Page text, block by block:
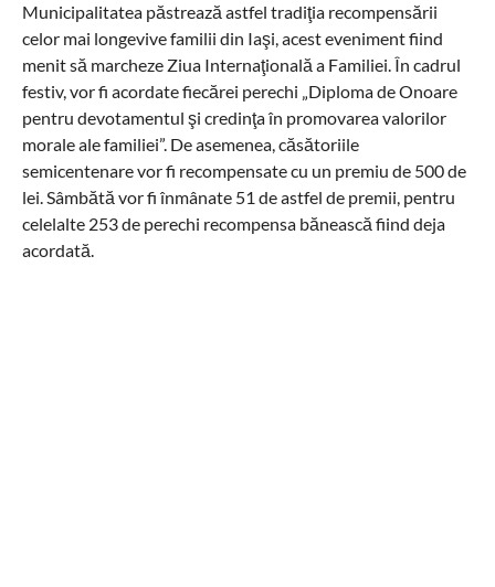
Municipalitatea păstrează astfel tradiţia recompensării
celor mai longevive familii din Iaşi, acest eveniment fiind
menit să marcheze Ziua Internaţională a Familiei. În cadrul
festiv, vor fi acordate fiecărei perechi „Diploma de Onoare
pentru devotamentul şi credinţa în promovarea valorilor
morale ale familiei”. De asemenea, căsătoriile
semicentenare vor fi recompensate cu un premiu de 500 de
lei. Sâmbătă vor fi înmânate 51 de astfel de premii, pentru
celelalte 253 de perechi recompensa bănească fiind deja
acordată.